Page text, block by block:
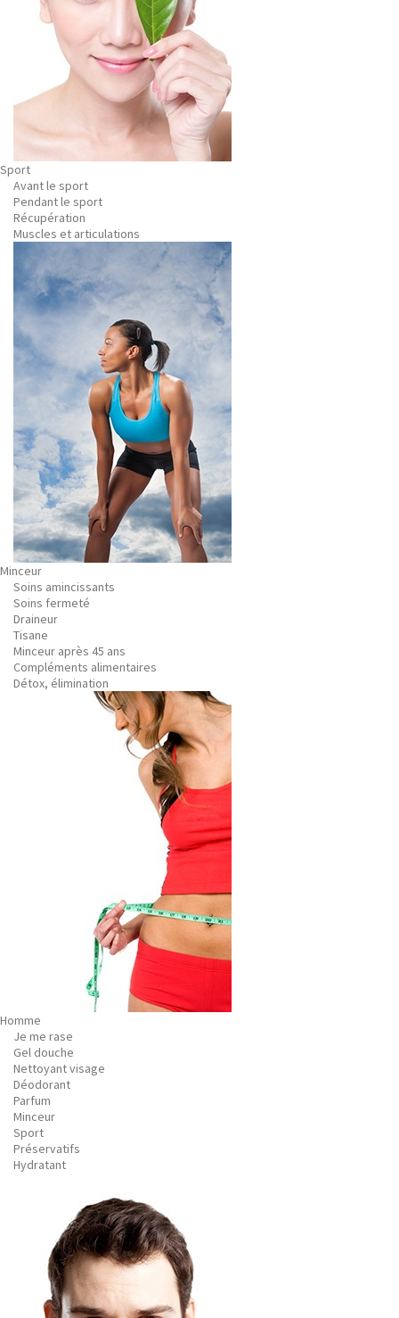
Sport
Avant le sport
Pendant le sport
Récupération
Muscles et articulations
Minceur
Soins amincissants
Soins fermeté
Draineur
Tisane
Minceur après 45 ans
Compléments alimentaires
Détox, élimination
Homme
Je me rase
Gel douche
Nettoyant visage
Déodorant
Parfum
Minceur
Sport
Préservatifs
Hydratant